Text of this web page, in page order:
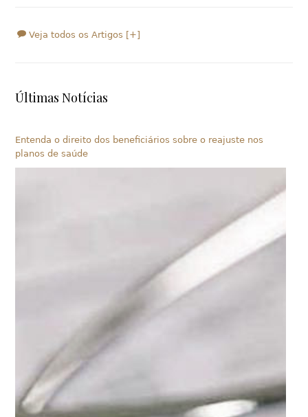
Veja todos os Artigos [+]
Últimas Notícias
Entenda o direito dos beneficiários sobre o reajuste nos
planos de saúde